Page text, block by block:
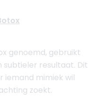
genoemd, gebruikt
subtieler resultaat. Dit
iemand mimiek wil
zoekt.